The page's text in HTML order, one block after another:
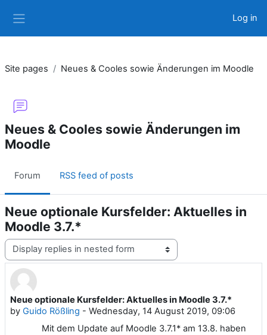
Log in
Site pages Neues & Cooles sowie Änderungen im Moodle
Neues & Cooles sowie Änderungen im
Moodle
Forum RSS feed of posts
Neue optionale Kursfelder: Aktuelles in
Moodle 3.7.*
Display mode
Neue optionale Kursfelder: Aktuelles in Moodle 3.7.*
by Guido Rößling - Wednesday, 14 August 2019, 09:06
Number of replies: 0
Mit dem Update auf Moodle 3.7.1* am 13.8. haben